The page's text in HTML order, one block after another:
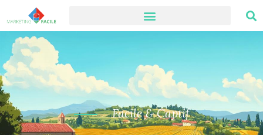
Facile & Captif